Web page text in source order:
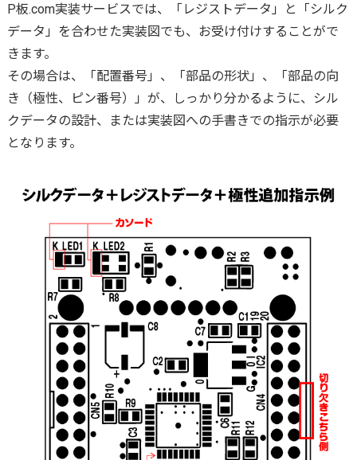
事前データチェック
P板.com実装サービスでは、「レジストデータ」と「シルク
データ」を合わせた実装図でも、お受け付けすることがで
きます。
その場合は、「配置番号」、「部品の形状」、「部品の向
き（極性、ピン番号）」が、しっかり分かるように、シル
クデータの設計、または実装図への手書きでの指示が必要
となります。